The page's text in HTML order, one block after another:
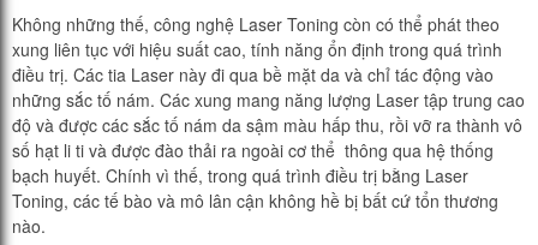
Không những thế, công nghệ Laser Toning còn có thể phát theo
xung liên tục với hiệu suất cao, tính năng ổn định trong quá trình
điều trị. Các tia Laser này đi qua bề mặt da và chỉ tác động vào
những sắc tố nám. Các xung mang năng lượng Laser tập trung cao
độ và được các sắc tố nám da sậm màu hấp thu, rồi vỡ ra thành vô
số hạt li ti và được đào thải ra ngoài cơ thể thông qua hệ thống
bạch huyết. Chính vì thế, trong quá trình điều trị bằng Laser
Toning, các tế bào và mô lân cận không hề bị bất cứ tổn thương
nào.